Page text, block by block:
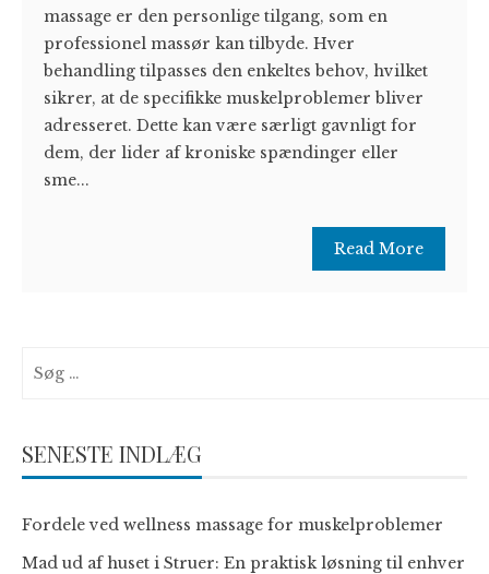
massage er den personlige tilgang, som en
professionel massør kan tilbyde. Hver
behandling tilpasses den enkeltes behov, hvilket
sikrer, at de specifikke muskelproblemer bliver
adresseret. Dette kan være særligt gavnligt for
dem, der lider af kroniske spændinger eller
sme...
Read More
efter:
SENESTE INDLÆG
Fordele ved wellness massage for muskelproblemer
Mad ud af huset i Struer: En praktisk løsning til enhver